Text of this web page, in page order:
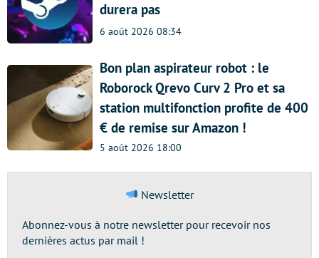
durera pas
6 août 2026 08:34
Bon plan aspirateur robot : le
Roborock Qrevo Curv 2 Pro et sa
station multifonction profite de 400
€ de remise sur Amazon !
5 août 2026 18:00
Newsletter
Abonnez-vous à notre newsletter pour recevoir nos
dernières actus par mail !